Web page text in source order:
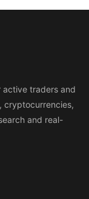
active traders and
cryptocurrencies,
and real-